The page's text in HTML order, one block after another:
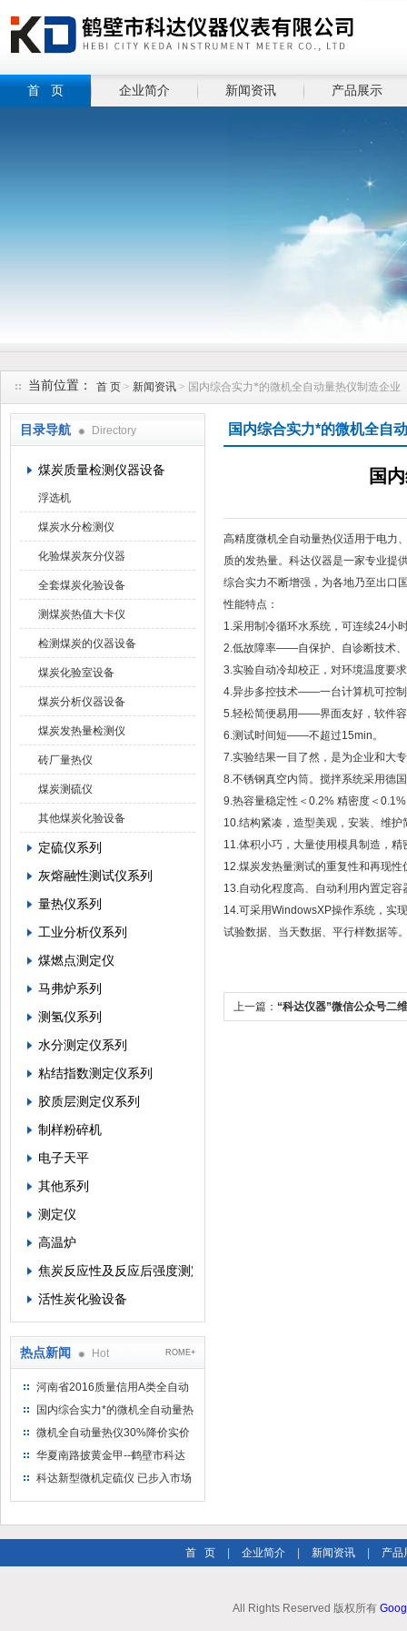
首 页 企业简介 新闻资讯 产品展示
当前位置： 首 页 > 新闻资讯 > 国内综合实力*的微机全自动量热仪制造企业
目录导航 Directory
煤炭质量检测仪器设备
浮选机
煤炭水分检测仪
化验煤炭灰分仪器
全套煤炭化验设备
测煤炭热值大卡仪
检测煤炭的仪器设备
煤炭化验室设备
煤炭分析仪器设备
煤炭发热量检测仪
砖厂量热仪
煤炭测硫仪
其他煤炭化验设备
定硫仪系列
灰熔融性测试仪系列
量热仪系列
工业分析仪系列
煤燃点测定仪
马弗炉系列
测氢仪系列
水分测定仪系列
粘结指数测定仪系列
胶质层测定仪系列
制样粉碎机
电子天平
其他系列
测定仪
高温炉
焦炭反应性及反应后强度测定仪
活性炭化验设备
热点新闻 Hot ROME+
河南省2016质量信用A类全自动
量热仪
国内综合实力*的微机全自动量热
仪制造企业
微机全自动量热仪30%降价实价
出售
华夏南路披黄金甲--鹤壁市科达
仪器仪表有限公司
科达新型微机定硫仪 已步入市场
国内综合实力*的微机全自
国
高精度微机全自动量热仪适用于电力
质的发热量。科达仪器是一家专业提
综合实力不断增强，为各地乃至出口
性能特点：
1.采用制冷循环水系统，可连续24小
2.低故障率——自保护、自诊断技术
3.实验自动冷却校正，对环境温度要
4.异步多控技术——一台计算机可控
5.轻松简便易用——界面友好，软件
6.测试时间短——不超过15min。
7.实验结果一目了然，是为企业和大
8.不锈钢真空内筒。搅拌系统采用德
9.热容量稳定性＜0.2% 精密度＜
10.结构紧凑，造型美观，安装、维护
11.体积小巧，大量使用模具制造，精
12.煤炭发热量测试的重复性和再现
13.自动化程度高、自动利用内置定
14.可采用WindowsXP操作系统，实
试验数据、当天数据、平行样数据等
上一篇： “科达仪器”微信公众号二
首 页 企业简介 新闻资讯 产品
All Rights Reserved 版权所有